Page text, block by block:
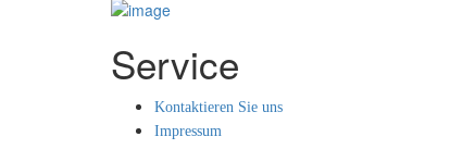
Service
Kontaktieren Sie uns
Impressum